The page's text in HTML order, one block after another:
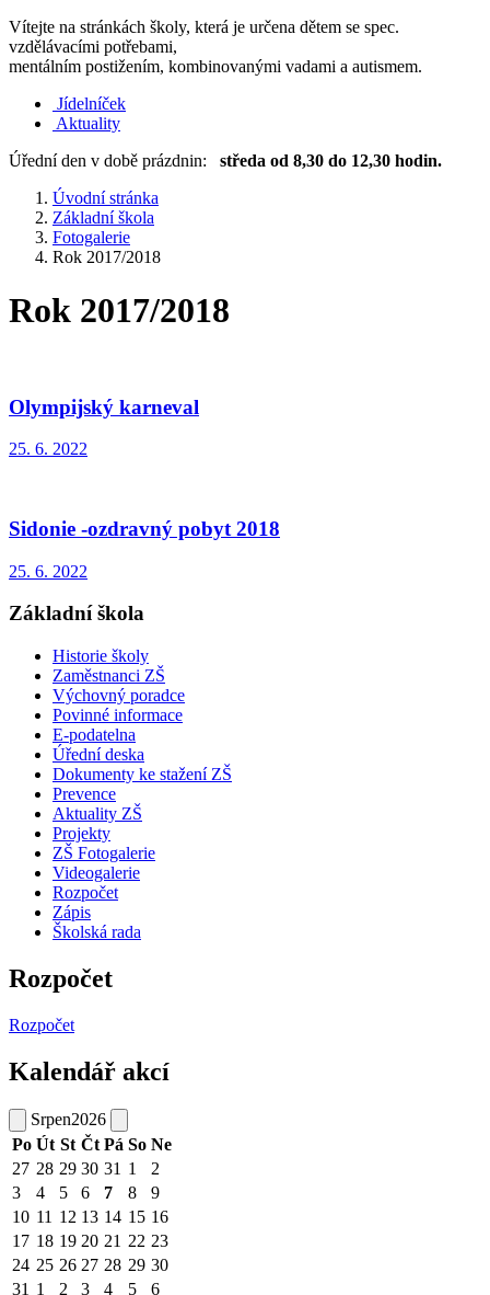
Vítejte na stránkách školy, která je určena dětem se spec.
vzdělávacími potřebami,
mentálním postižením, kombinovanými vadami a autismem.
Jídelníček
Aktuality
Úřední den v době prázdnin: středa od 8,30 do 12,30 hodin.
Úvodní stránka
Základní škola
Fotogalerie
Rok 2017/2018
Rok 2017/2018
Olympijský karneval
25. 6. 2022
Sidonie -ozdravný pobyt 2018
25. 6. 2022
Základní škola
Historie školy
Zaměstnanci ZŠ
Výchovný poradce
Povinné informace
E-podatelna
Úřední deska
Dokumenty ke stažení ZŠ
Prevence
Aktuality ZŠ
Projekty
ZŠ Fotogalerie
Videogalerie
Rozpočet
Zápis
Školská rada
Rozpočet
Rozpočet
Kalendář akcí
Srpen2026
Po Út St Čt Pá So Ne
27 28 29 30 31 1
2
3
4 5 6 7 8
9
10 11 12 13 14 15 16
17 18 19 20 21 22 23
24 25 26 27 28 29 30
31 1 2 3 4 5 6